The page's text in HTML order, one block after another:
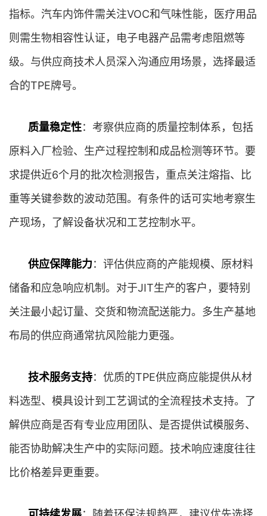
指标。汽车内饰件需关注VOC和气味性能，医疗用品
则需生物相容性认证，电子电器产品需考虑阻燃等
级。与供应商技术人员深入沟通应用场景，选择最适
合的TPE牌号。
质量稳定性：考察供应商的质量控制体系，包括
原料入厂检验、生产过程控制和成品检测等环节。要
求提供近6个月的批次检测报告，重点关注熔指、比
重等关键参数的波动范围。有条件的话可实地考察生
产现场，了解设备状况和工艺控制水平。
供应保障能力：评估供应商的产能规模、原材料
储备和应急响应机制。对于JIT生产的客户，要特别
关注最小起订量、交货和物流配送能力。多生产基地
布局的供应商通常抗风险能力更强。
技术服务支持：优质的TPE供应商应能提供从材
料选型、模具设计到工艺调试的全流程技术支持。了
解供应商是否有专业应用团队、是否提供试模服务、
能否协助解决生产中的实际问题。技术响应速度往往
比价格差异更重要。